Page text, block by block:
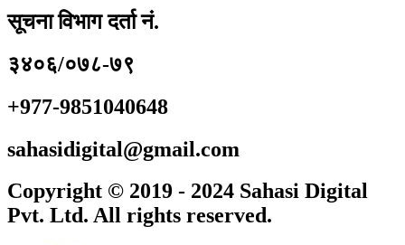
सूचना विभाग दर्ता नं.
३४०६/०७८-७९
+977-9851040648
sahasidigital@gmail.com
Copyright © 2019 - 2024 Sahasi Digital
Pvt. Ltd. All rights reserved.